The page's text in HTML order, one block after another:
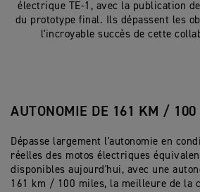
électrique TE-1, avec la publication
du prototype final. Ils dépassent les
l'incroyable succès de cette
AUTONOMIE DE 161 KM / 100
Dépasse largement l'autonomie en
réelles des motos électriques
disponibles aujourd'hui, avec une
161 km / 100 miles, la meilleure de la